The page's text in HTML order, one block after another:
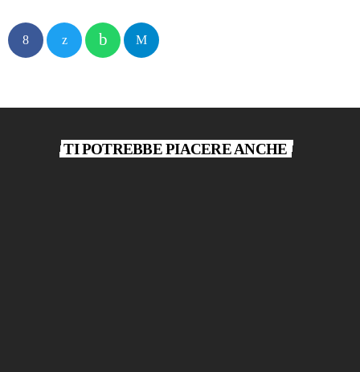
TI POTREBBE PIACERE ANCHE